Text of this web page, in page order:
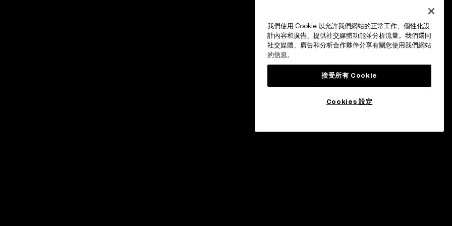
我們使用 Cookie 以允許我們網站的正常工作、個性化設
計內容和廣告、提供社交媒體功能並分析流量。我們還同
社交媒體、廣告和分析合作夥伴分享有關您使用我們網站
的信息。
接受所有 Cookie
Cookies 設定